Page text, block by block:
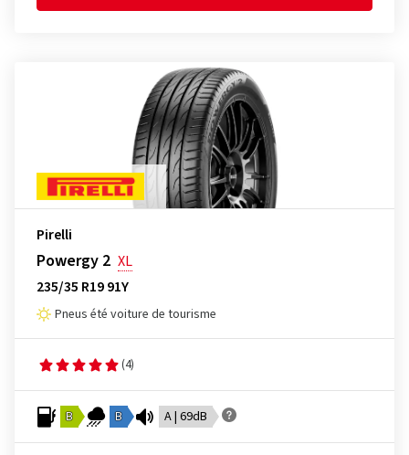
Pirelli
Powergy 2 XL
235/35 R19 91Y
Pneus été voiture de tourisme
(4)
B B A | 69dB